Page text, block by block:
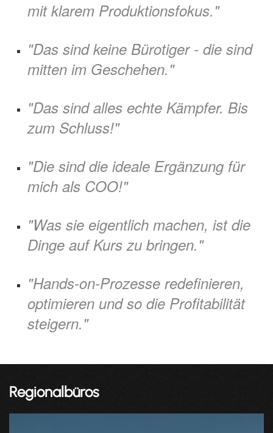
mit klarem Produktionsfokus."
"Das sind keine Bürotiger - die sind
mitten im Geschehen."
"Das sind alles echte Kämpfer. Bis
zum Schluss!"
"Die sind die ideale Ergänzung für
mich als COO!"
"Was sie eigentlich machen, ist die
Dinge auf Kurs zu bringen."
"Hands-on-Prozesse redefinieren,
optimieren und so die Profitabilität
steigern."
Regionalbüros